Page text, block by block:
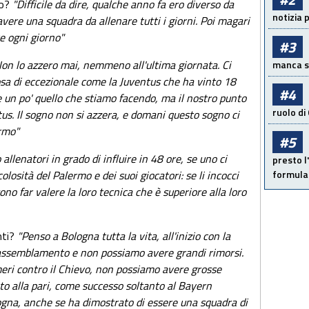
"Difficile da dire, qualche anno fa ero diverso da
una squadra da allenare tutti i giorni. Poi magari
ogni giorno"
lo azzero mai, nemmeno all'ultima giornata. Ci
di eccezionale come la Juventus che ha vinto 18
po' quello che stiamo facendo, ma il nostro punto
Il sogno non si azzera, e domani questo sogno ci
in grado di influire in 48 ore, se uno ci
del Palermo e dei suoi giocatori: se li incocci
far valere la loro tecnica che è superiore alla loro
"Penso a Bologna tutta la vita, all'inizio con la
e non possiamo avere grandi rimorsi.
contro il Chievo, non possiamo avere grosse
alla pari, come successo soltanto al Bayern
anche se ha dimostrato di essere una squadra di
notizia
#3
manca
#4
ruolo di
#5
presto